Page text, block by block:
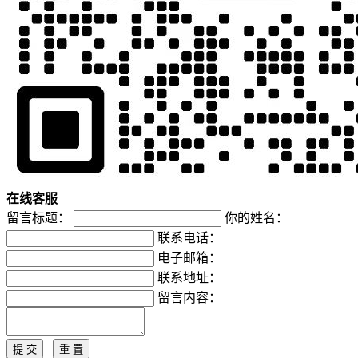
在线客服
留言标题：
你的姓名：
联系电话：
电子邮箱：
联系地址：
留言内容：